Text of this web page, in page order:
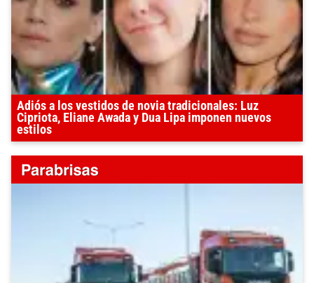
Adiós a los vestidos de novia tradicionales: Luz
Cipriota, Eliane Awada y Dua Lipa imponen nuevos
estilos